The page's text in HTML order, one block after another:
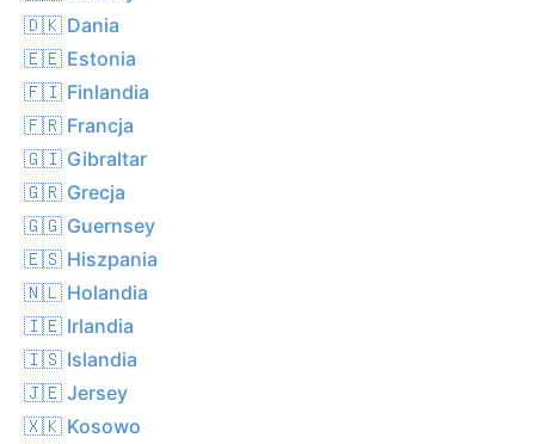
🇩🇰 Dania
🇪🇪 Estonia
🇫🇮 Finlandia
🇫🇷 Francja
🇬🇮 Gibraltar
🇬🇷 Grecja
🇬🇬 Guernsey
🇪🇸 Hiszpania
🇳🇱 Holandia
🇮🇪 Irlandia
🇮🇸 Islandia
🇯🇪 Jersey
🇽🇰 Kosowo